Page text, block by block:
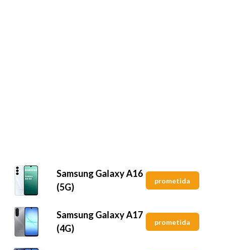
Samsung Galaxy A16
(5G)
prometida
Samsung Galaxy A17
(4G)
prometida